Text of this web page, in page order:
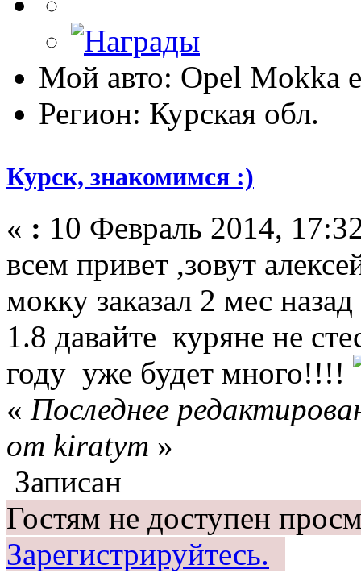
Мой авто: Opel Mokka
Регион: Курская обл.
Курск, знакомимся :)
« : 10 Февраль 2014,
всем привет ,зовут
мокку заказал 2 мес
1.8 давайте куряне не
году уже будет много!!!!
« Последнее
от kiratym »
Записан
Гостям не доступен
Зарегистрируйтесь.